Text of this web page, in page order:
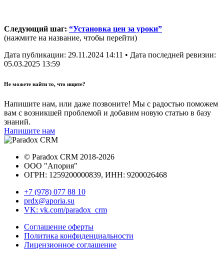
Следующий шаг: “Установка цен за уроки”
(нажмите на название, чтобы перейти)
Дата публикации: 29.11.2024 14:11 • Дата последней ревизии:
05.03.2025 13:59
Не можете найти то, что ищите?
Напишите нам, или даже позвоните! Мы с радостью поможем
вам с возникшей проблемой и добавим новую статью в базу
знаний.
Напишите нам
© Paradox CRM 2018-2026
ООО "Апория"
ОГРН: 1259200000839, ИНН: 9200026468
+7 (978) 077 88 10
prdx@aporia.su
VK: vk.com/paradox_crm
Соглашение оферты
Политика конфиденциальности
Лицензионное соглашение